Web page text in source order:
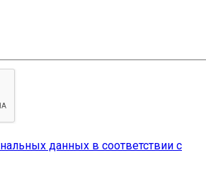
данных в соответствии с